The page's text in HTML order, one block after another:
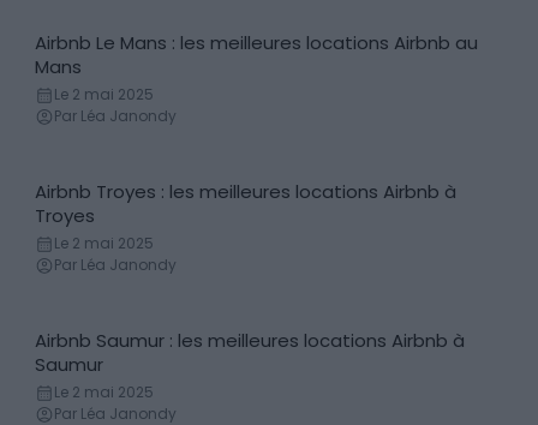
Locations de vacances
Airbnb Le Mans : les meilleures locations Airbnb au
Mans
Le 2 mai 2025
Par Léa Janondy
Locations de vacances
Airbnb Troyes : les meilleures locations Airbnb à
Troyes
Le 2 mai 2025
Par Léa Janondy
Locations de vacances
Airbnb Saumur : les meilleures locations Airbnb à
Saumur
Le 2 mai 2025
Par Léa Janondy